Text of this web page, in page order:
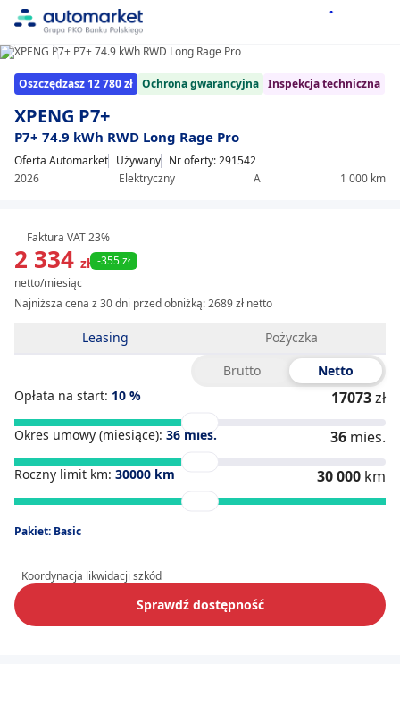
Item
1/28
Oszczędzasz 12 780 zł Ochrona gwarancyjna Inspekcja techniczna
XPENG P7+
P7+ 74.9 kWh RWD Long Rage Pro
Oferta Automarket Używany
2026
Elektryczny A 1 000 km
Nr oferty: 291542
2 334 zł -355 zł
netto/miesiąc
Najniższa cena z 30 dni przed obniżką:2689 zł netto
Faktura VAT 23%
Leasing
Pożyczka
Brutto
Netto
Opłata na start: 10 % 17073zł
Okres umowy (miesiące): 36 mies. 36 mies.
Roczny limit km: 30000 km 30 000 km
Pakiet: Basic
Koordynacja likwidacji szkód
Sprawdź dostępność